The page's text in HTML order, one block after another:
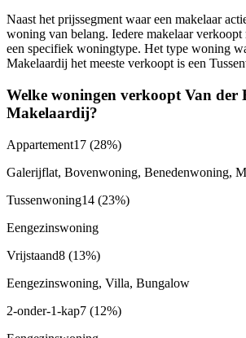
Naast het prijssegment waar een makelaar
woning van belang. Iedere makelaar verkoopt
een specifiek woningtype. Het type woning
Makelaardij het meeste verkoopt is een
Welke woningen verkoopt Van der
Makelaardij?
Appartement17 (28%)
Galerijflat, Bovenwoning, Benedenwoning,
Tussenwoning14 (23%)
Eengezinswoning
Vrijstaand8 (13%)
Eengezinswoning, Villa, Bungalow
2-onder-1-kap7 (12%)